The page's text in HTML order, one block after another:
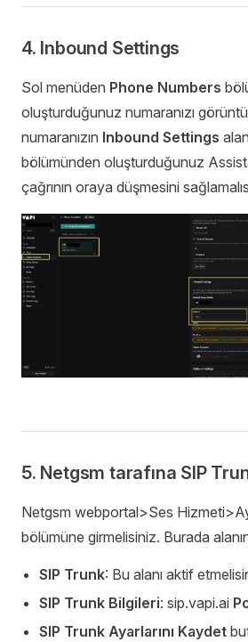
4. Inbound Settings
Sol menüden Phone Numbers
oluşturduğunuz numaranızı
numaranızın Inbound Settings
bölümünden oluşturduğunuz
çağrının oraya düşmesini
5. Netgsm tarafına SIP
Netgsm webportal>Ses
bölümüne girmelisiniz. Burada
SIP Trunk: Bu alanı aktif
SIP Trunk Bilgileri: sip.vapi.ai
SIP Trunk Ayarlarını Kaydet